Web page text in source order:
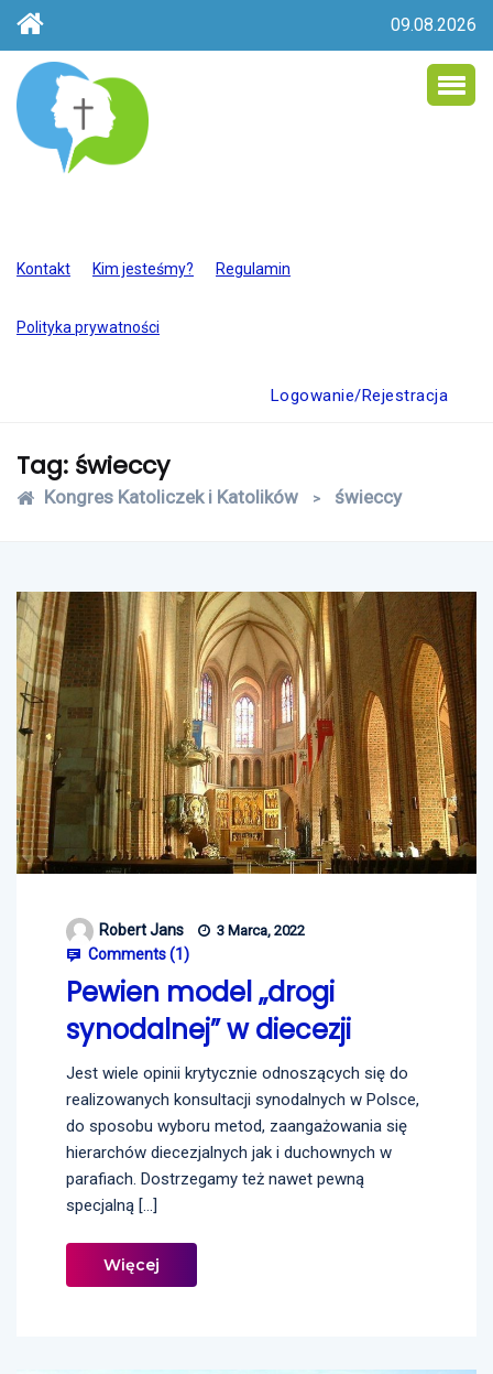
09.08.2026
Kontakt Kim jesteśmy? Regulamin
Polityka prywatności
Logowanie/Rejestracja
Tag: świeccy
Kongres Katoliczek i Katolików > świeccy
Robert Jans 3 Marca, 2022
Comments (1 )
Pewien model „drogi
synodalnej” w diecezji
Jest wiele opinii krytycznie odnoszących się do
realizowanych konsultacji synodalnych w Polsce,
do sposobu wyboru metod, zaangażowania się
hierarchów diecezjalnych jak i duchownych w
parafiach. Dostrzegamy też nawet pewną
specjalną […]
Więcej